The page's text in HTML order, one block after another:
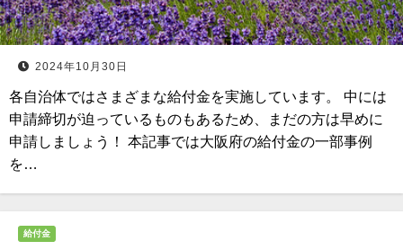
2024年10月30日
各自治体ではさまざまな給付金を実施しています。 中には
申請締切が迫っているものもあるため、まだの方は早めに
申請しましょう！ 本記事では大阪府の給付金の一部事例
を…
給付金